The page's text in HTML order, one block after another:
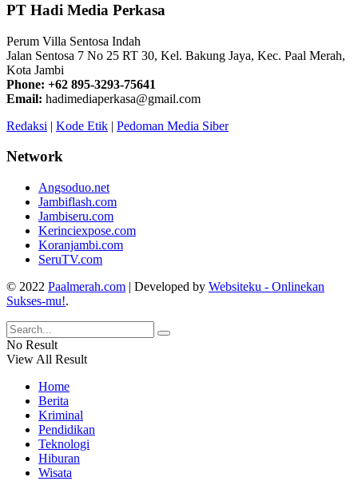
PT Hadi Media Perkasa
Perum Villa Sentosa Indah
Jalan Sentosa 7 No 25 RT 30, Kel. Bakung Jaya, Kec. Paal Merah,
Kota Jambi
Phone: +62 895-3293-75641
Email: hadimediaperkasa@gmail.com
Redaksi | Kode Etik | Pedoman Media Siber
Network
Angsoduo.net
Jambiflash.com
Jambiseru.com
Kerinciexpose.com
Koranjambi.com
SeruTV.com
© 2022 Paalmerah.com | Developed by Websiteku - Onlinekan
Sukses-mu!.
No Result
View All Result
Home
Berita
Kriminal
Pendidikan
Teknologi
Hiburan
Wisata